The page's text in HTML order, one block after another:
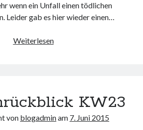
wenn ein Unfall einen tödlichen
Leider gab es hier wieder einen…
WeiterlesenFair
KW23
von blogadminam 7. Juni 2015